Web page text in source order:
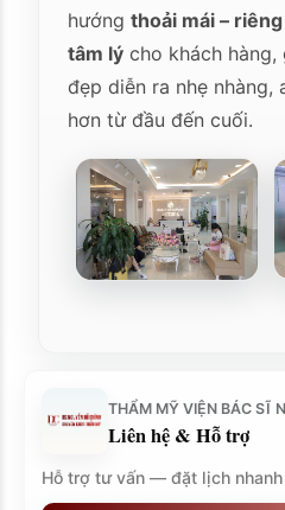
hướngthoải mái –
tâm lý cho khách
đẹp diễn ra nhẹ nhàng,
hơn từ đầu đến cuối.
THẨM MỸ VIỆN BÁC SĨ
Liên hệ & Hỗ trợ
Hỗ trợ tư vấn — đặt lịch nhanh